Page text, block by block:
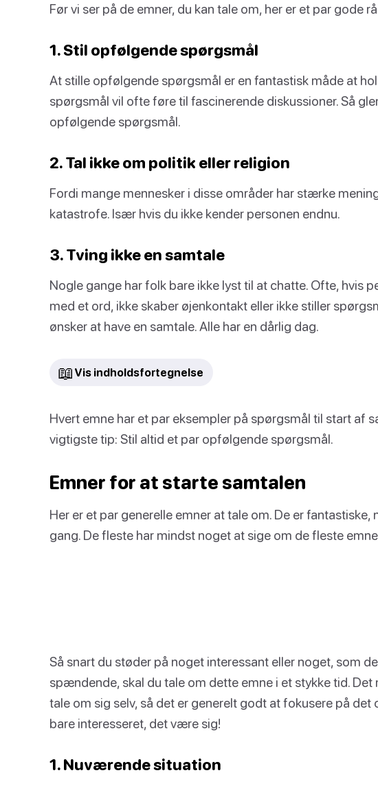
Før vi ser på de emner, du kan tale om, her er et par gode
1. Stil opfølgende spørgsmål
At stille opfølgende spørgsmål er en fantastisk måde at
spørgsmål vil ofte føre til fascinerende diskussioner. Så
opfølgende spørgsmål.
2. Tal ikke om politik eller religion
Fordi mange mennesker i disse områder har stærke
katastrofe. Især hvis du ikke kender personen endnu.
3. Tving ikke en samtale
Nogle gange har folk bare ikke lyst til at chatte. Ofte, hvis
med et ord, ikke skaber øjenkontakt eller ikke stiller
ønsker at have en samtale. Alle har en dårlig dag.
📖 Vis indholdsfortegnelse
Hvert emne har et par eksempler på spørgsmål til start af
vigtigste tip: Stil altid et par opfølgende spørgsmål.
Emner for at starte samtalen
Her er et par generelle emner at tale om. De er
gang. De fleste har mindst noget at sige om de fleste
Så snart du støder på noget interessant eller noget, som
spændende, skal du tale om dette emne i et stykke tid.
tale om sig selv, så det er generelt godt at fokusere på
bare interesseret, det være sig!
1. Nuværende situation